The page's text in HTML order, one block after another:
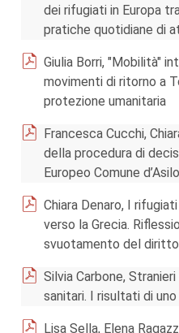
dei rifugiati in Europa
pratiche quotidiane di
Giulia Borri, "Mobilità"
movimenti di ritorno a
protezione umanitaria
Francesca Cucchi,
della procedura di
Europeo Comune
Chiara Denaro, I
verso la Grecia.
svuotamento del diritto
Silvia Carbone,
sanitari. I risultati di
Lisa Sella, Elena